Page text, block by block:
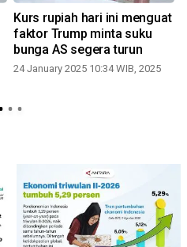
Kurs rupiah hari ini menguat
faktor Trump minta suku
bunga AS segera turun
24 January 2025 10:34 WIB, 2025